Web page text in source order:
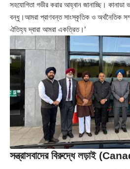
সহযোগিতা গভীর করার আহ্বান জানাচ্ছি। কানাডা
বন্ধু।আমরা প্রাণবন্ত সাংস্কৃতিক ও অর্থনৈতিক
ঐতিহ্য দ্বারা আমরা একত্রিত।’
সন্ত্রাসবাদের বিরুদ্ধে লড়াই